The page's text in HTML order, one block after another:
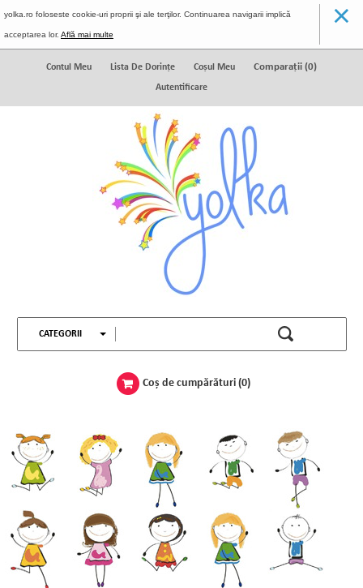
yolka.ro foloseste cookie-uri proprii şi ale terţilor. Continuarea navigarii implică
acceptarea lor. Află mai multe
×
Contul Meu Lista De Dorinţe Coșul Meu Comparaţii (0)
Autentificare
CATEGORII
Coş de cumpărături (0)